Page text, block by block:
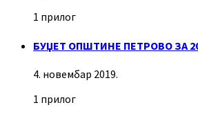
1 прилог
БУЏЕТ ОПШТИНЕ ПЕТРОВО ЗА
4. новембар 2019.
1 прилог